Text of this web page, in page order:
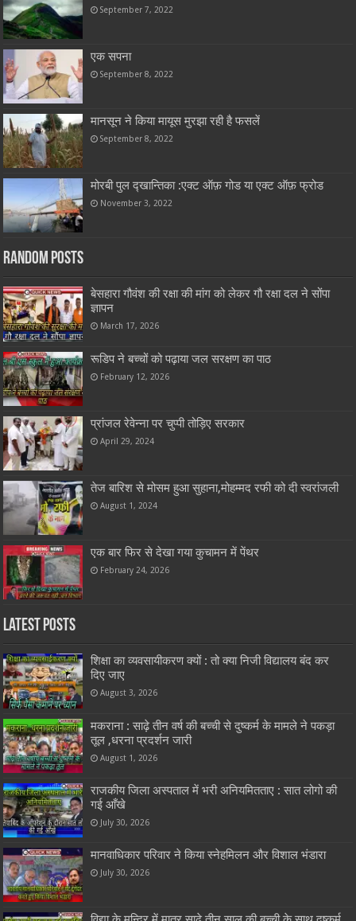
September 7, 2022
एक सपना
September 8, 2022
मानसून ने किया मायूस मुरझा रही है फसलें
September 8, 2022
मोरबी पुल द्खान्तिका :एक्ट ऑफ़ गोड या एक्ट ऑफ़ फ्रोड
November 3, 2022
Random Posts
बेसहारा गौवंश की रक्षा की मांग को लेकर गौ रक्षा दल ने सोंपा
ज्ञापन
March 17, 2026
रूडिप ने बच्चों को पढ़ाया जल सरक्षण का पाठ
February 12, 2026
प्रांजल रेवेन्ना पर चुप्पी तोड़िए सरकार
April 29, 2024
तेज बारिश से मोसम हुआ सुहाना,मोहम्मद रफी को दी स्वरांजली
August 1, 2024
एक बार फिर से देखा गया कुचामन में पेंथर
February 24, 2026
Latest Posts
शिक्षा का व्यवसायीकरण क्यों : तो क्या निजी विद्यालय बंद कर
दिए जाए
August 3, 2026
मकराना : साढ़े तीन वर्ष की बच्ची से दुष्कर्म के मामले ने पकड़ा
तूल ,धरना प्रदर्शन जारी
August 1, 2026
राजकीय जिला अस्पताल में भरी अनियमितताए : सात लोगो की
गई आँखे
July 30, 2026
मानवाधिकार परिवार ने किया स्नेहमिलन और विशाल भंडारा
July 30, 2026